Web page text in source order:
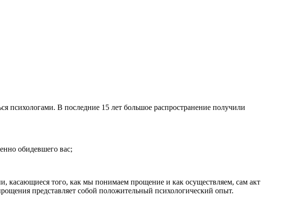
психологами. В последние 15 лет большое распространение получили
обидевшего вас;
касающиеся того, как мы понимаем прощение и как осуществляем, сам акт
представляет собой положительный психологический опыт.